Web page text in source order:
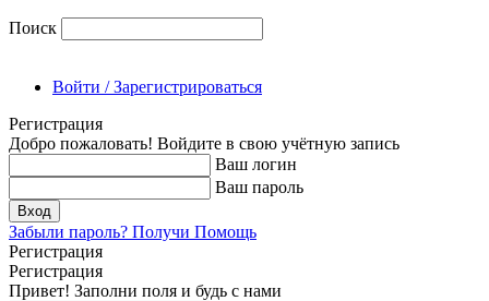
Поиск
Войти / Зарегистрироваться
Регистрация
Добро пожаловать! Войдите в свою учётную запись
Ваш логин
Ваш пароль
Забыли пароль? Получи Помощь
Регистрация
Регистрация
Привет! Заполни поля и будь с нами